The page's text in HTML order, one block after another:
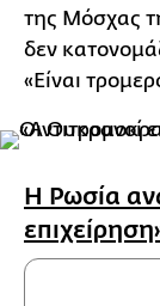
της Μόσχας
δεν
«Είναι
Η Ρωσία